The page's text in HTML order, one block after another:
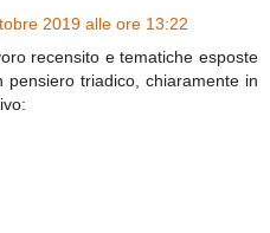
2019 alle ore 13:22
recensito e tematiche esposte
pensiero triadico, chiaramente in